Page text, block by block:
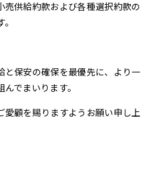
売供給約款および各種選択約款の
と保安の確保を最優先に、より一
でまいります。
愛顧を賜りますようお願い申し上